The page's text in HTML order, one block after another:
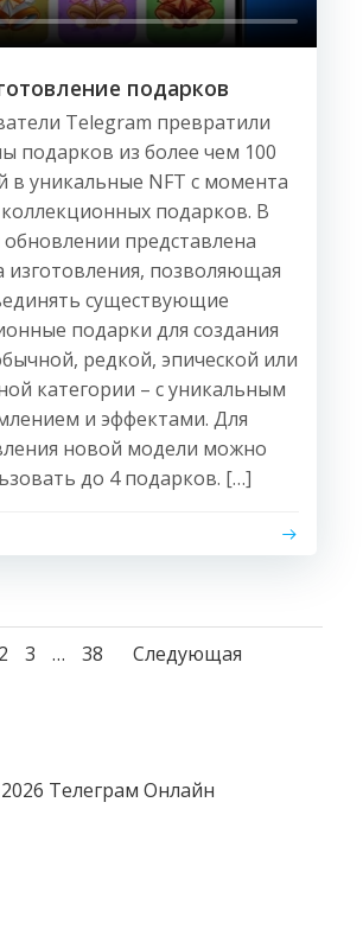
подарков
Telegram превратили
подарков из более чем 100
в уникальные NFT с момента
коллекционных подарков. В
представлена
изготовления, позволяющая
существующие
подарки для создания
редкой, эпической или
категории – с уникальным
и эффектами. Для
новой модели можно
до 4 подарков. […]
Страница
2 Страница
3 … Страница
38
Навигация
Следующая
Телеграм Онлайн